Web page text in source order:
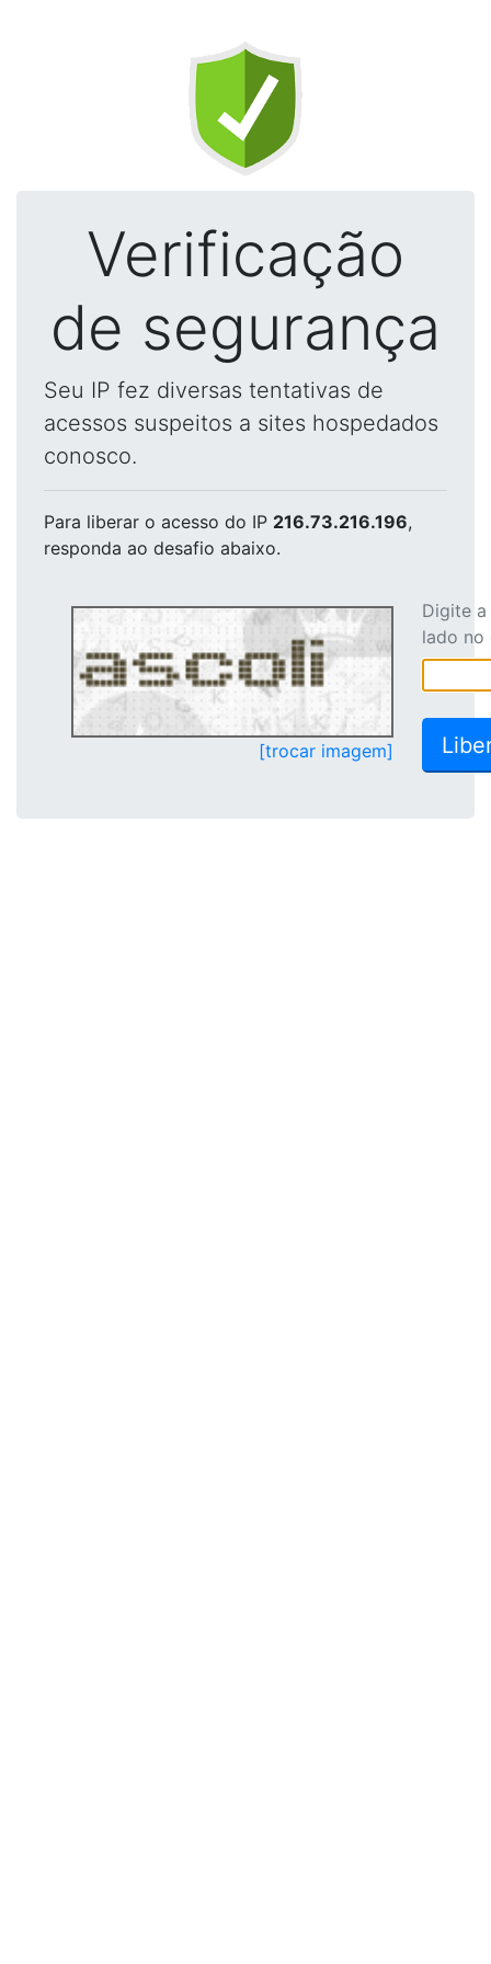
Verificação
de segurança
Seu IP fez diversas tentativas de
acessos suspeitos a sites hospedados
conosco.
Para liberar o acesso do IP 216.73.216.196,
responda ao desafio abaixo.
[trocar imagem]
Digite
lado no